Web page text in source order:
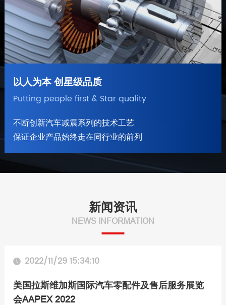
以人为本 创星级品质
Putting people first & Star quality
不断创新汽车减震系列的技术工艺
保证企业产品始终走在同行业的前列
新闻资讯
2022/11/29 15:34:10
美国拉斯维加斯国际汽车零配件及售后服务展览
会AAPEX 2022